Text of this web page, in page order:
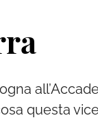
questa